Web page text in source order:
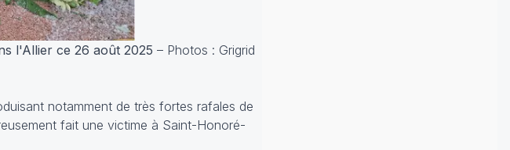
l'Allier ce 26 août 2025 – Photos : Grigrid
notamment de très fortes rafales de
fait une victime à Saint-Honoré-